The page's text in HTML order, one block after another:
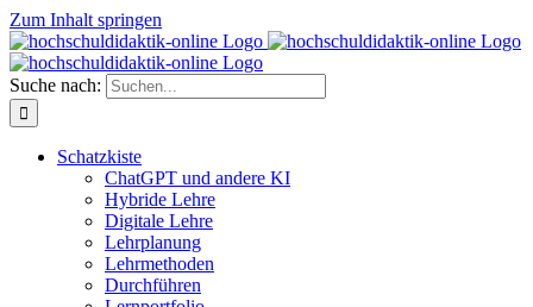
Zum Inhalt springen
Suche nach:
Schatzkiste
ChatGPT und andere KI
Hybride Lehre
Digitale Lehre
Lehrplanung
Lehrmethoden
Durchführen